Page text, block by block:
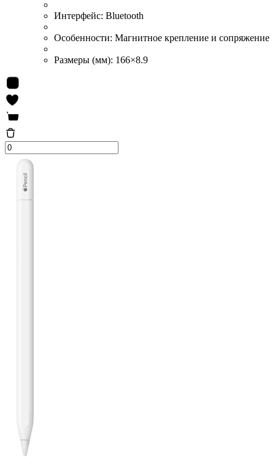
Интерфейс: Bluetooth
Особенности: Магнитное крепление и сопряжение
Размеры (мм): 166×8.9